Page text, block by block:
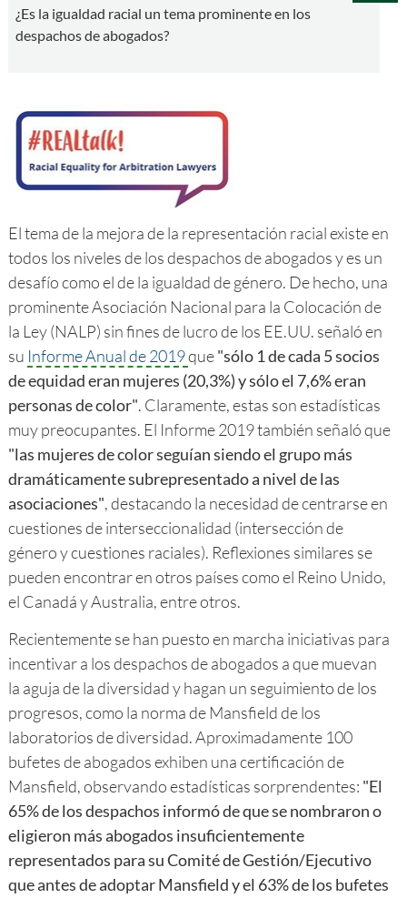
¿Es la igualdad racial un tema prominente en los
despachos de abogados?
El tema de la mejora de la representación racial existe en
todos los niveles de los despachos de abogados y es un
desafío como el de la igualdad de género. De hecho, una
prominente Asociación Nacional para la Colocación de
la Ley (NALP) sin fines de lucro de los EE.UU. señaló en
su Informe Anual de 2019que"sólo 1 de cada 5 socios
de equidad eran mujeres (20,3%) y sólo el 7,6% eran
personas de color". Claramente, estas son estadísticas
muy preocupantes. El Informe 2019 también señaló que
"las mujeres de color seguían siendo el grupo más
dramáticamente subrepresentado a nivel de las
asociaciones", destacando la necesidad de centrarse en
cuestiones de interseccionalidad (intersección de
género y cuestiones raciales). Reflexiones similares se
pueden encontrar en otros países como el Reino Unido,
el Canadá y Australia, entre otros.
Recientemente se han puesto en marcha iniciativas para
incentivar a los despachos de abogados a que muevan
la aguja de la diversidad y hagan un seguimiento de los
progresos, como la norma de Mansfield de los
laboratorios de diversidad. Aproximadamente 100
bufetes de abogados exhiben una certificación de
Mansfield, observando estadísticas sorprendentes: "El
65% de los despachos informó de que se nombraron o
eligieron más abogados insuficientemente
representados para su Comité de Gestión/Ejecutivo
que antes de adoptar Mansfield y el 63% de los bufetes